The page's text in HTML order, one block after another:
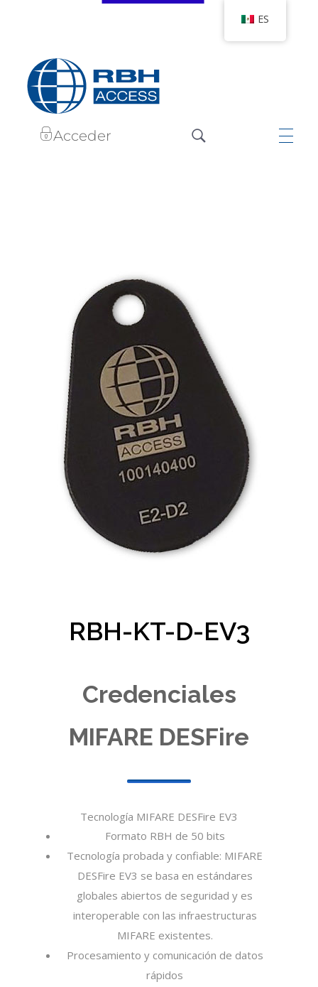
RBH Tecnologías de Acceso
Acceder
RBH-KT-D-EV3
Credenciales
MIFARE DESFire
Tecnología MIFARE DESFire EV3
Formato RBH de 50 bits
Tecnología probada y confiable: MIFARE
DESFire EV3 se basa en estándares
globales abiertos de seguridad y es
interoperable con las infraestructuras
MIFARE existentes.
Procesamiento y comunicación de datos
rápidos
ES